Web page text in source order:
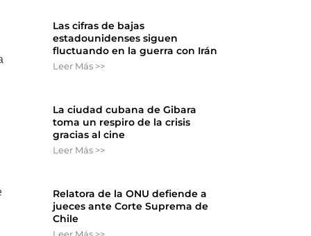
Las cifras de bajas
estadounidenses siguen
fluctuando en la guerra con Irán
Leer Más >>
La ciudad cubana de Gibara
toma un respiro de la crisis
gracias al cine
Leer Más >>
Relatora de la ONU defiende a
jueces ante Corte Suprema de
Chile